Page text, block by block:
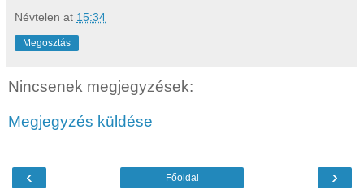
Névtelen at 15:34
Megosztás
Nincsenek megjegyzések:
Megjegyzés küldése
‹ ›
Főoldal